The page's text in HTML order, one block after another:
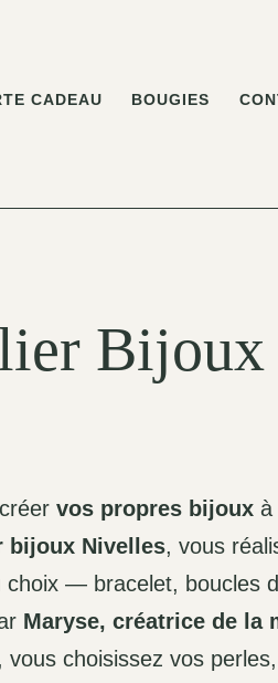
CADEAU BOUGIES
Bijoux
vos propres bijouxà
bijoux Nivelles, vous
choix — bracelet, boucles
Maryse, créatrice de la
vous choisissez vos